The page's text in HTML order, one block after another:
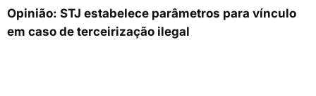
Opinião: STJ estabelece parâmetros para vínculo
em caso de terceirização ilegal